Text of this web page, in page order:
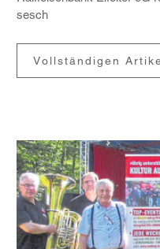
sesch
Vollständigen